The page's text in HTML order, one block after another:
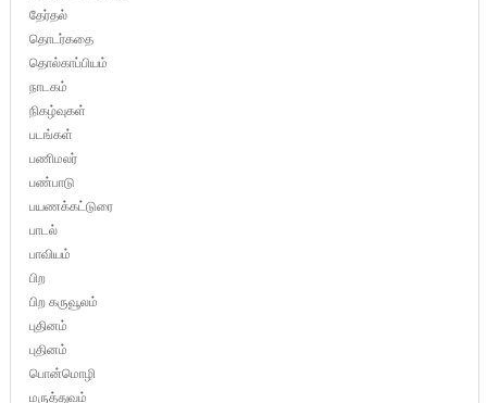
தேர்தல்
தொடர்கதை
தொல்காப்பியம்
நாடகம்
நிகழ்வுகள்
படங்கள்
பணிமலர்
பண்பாடு
பயணக்கட்டுரை
பாடல்
பாவியம்
பிற
பிற கருவூலம்
புதினம்
புதினம்
பொன்மொழி
மருத்துவம்